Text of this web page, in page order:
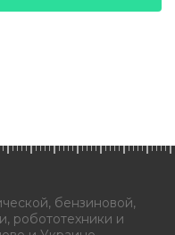
бензиновой,
робототехники и